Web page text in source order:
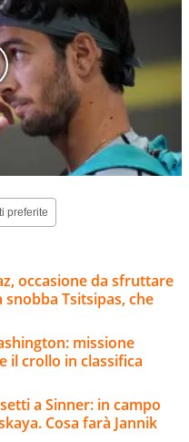
preferite
occasione da sfruttare
Tsitsipas, che
missione
il crollo in classifica
a Sinner: in campo
Cosa farà Jannik